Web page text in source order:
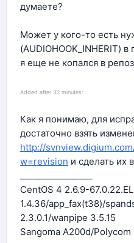
думаете?
Может у кого-то есть
(AUDIOHOOK_INHERIT)
я еще не копался в
Added after 32 minutes:
Как я понимаю, для
достаточно взять
http://
w=revision и сделать их
CentOS 4 2.6.9-
1.4.36/app_fax(t38)/
2.3.0.1/wanpipe 3.5.15
Sangoma A200d/Polycom